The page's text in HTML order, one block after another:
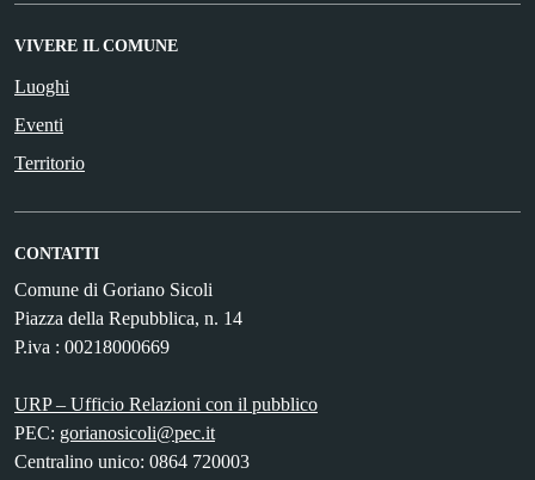
VIVERE IL COMUNE
Luoghi
Eventi
Territorio
CONTATTI
Comune di Goriano Sicoli
Piazza della Repubblica, n. 14
P.iva : 00218000669
URP – Ufficio Relazioni con il pubblico
PEC: gorianosicoli@pec.it
Centralino unico: 0864 720003